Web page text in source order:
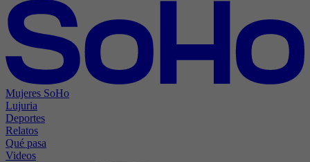
Mujeres SoHo
Lujuria
Deportes
Relatos
Qué pasa
Videos